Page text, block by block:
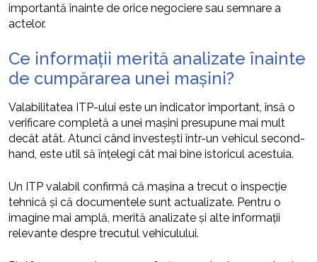
importantă înainte de orice negociere sau semnare a
actelor.
Ce informații merită analizate înainte
de cumpărarea unei mașini?
Valabilitatea ITP-ului este un indicator important, însă o
verificare completă a unei mașini presupune mai mult
decât atât. Atunci când investești într-un vehicul second-
hand, este util să înțelegi cât mai bine istoricul acestuia.
Un ITP valabil confirmă că mașina a trecut o inspecție
tehnică și că documentele sunt actualizate. Pentru o
imagine mai amplă, merită analizate și alte informații
relevante despre trecutul vehiculului.